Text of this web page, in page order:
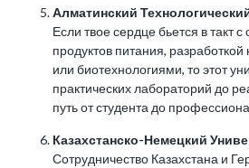
Алматинский
Если твое сердце бьется в такт
продуктов питания,
или биотехнологиями, то этот
практических лабораторий до
путь от студента до
Казахстанско-Немецкий
Сотрудничество Казахстана и